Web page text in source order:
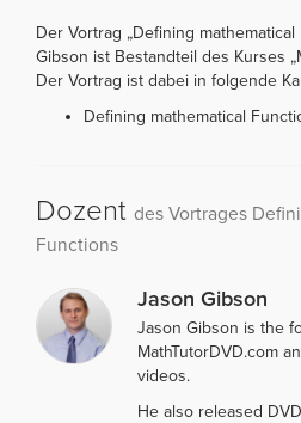
Der Vortrag „Defining
Gibson ist Bestandteil des Kurses
Der Vortrag ist dabei in folgende
Defining mathematical
Dozent des Vortrages
Functions
Jason Gibson
Jason Gibson is the
MathTutorDVD.com
videos.
He also released